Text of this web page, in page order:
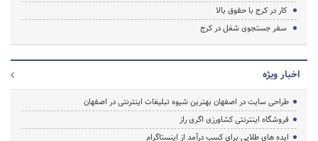
کار در کرج با حقوق بالا
سفر جستجوی شغل در کرج
اخبار ویژه
طراحی سایت در اصفهان بهترین شیوه تبلیغات اینترنتی در اصفهان
فروشگاه اینترنتی کشاورزی اگری راز
ایده های طلایی برای کسب درآمد از اینستاگرام